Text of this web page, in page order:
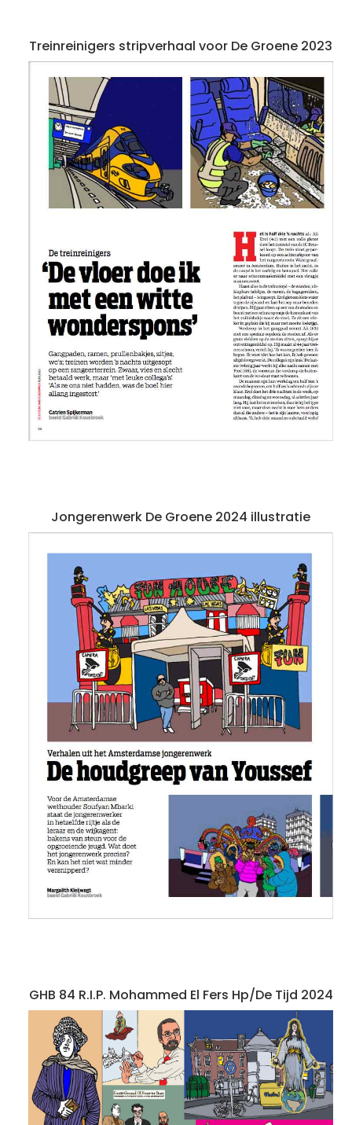
Treinreinigers stripverhaal voor De Groene 2023
Jongerenwerk De Groene 2024 illustratie
GHB 84 R.I.P. Mohammed El Fers Hp/De Tijd 2024